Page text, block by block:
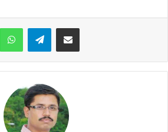
WhatsAppTelegramShare via Email